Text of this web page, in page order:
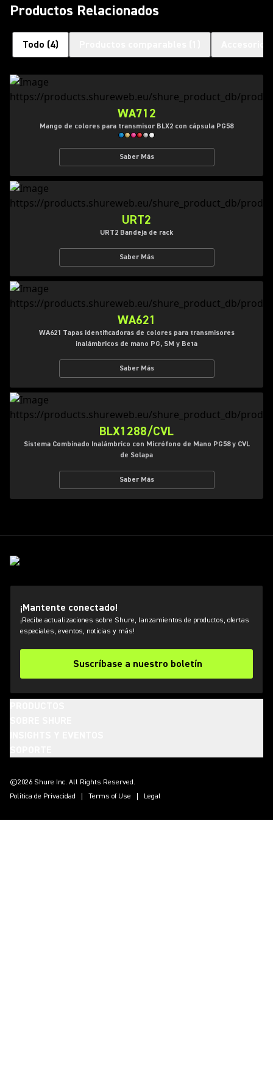
Productos Relacionados
Todo (4)
WA712
Mango de colores para transmisor BLX2 con cápsula PG58
Saber Más
URT2
URT2 Bandeja de rack
Saber Más
WA621
WA621 Tapas identificadoras de colores para transmisores
inalámbricos de mano PG, SM y Beta
Saber Más
BLX1288/CVL
Sistema Combinado Inalámbrico con Micrófono de Mano PG58 y CVL
de Solapa
Saber Más
¡Mantente conectado!
¡Recibe actualizaciones sobre Shure, lanzamientos de productos, ofertas
especiales, eventos, noticias y más!
Suscríbase a nuestro boletín
©2026 Shure Inc. All Rights Reserved.
Política de Privacidad
Terms of Use Legal